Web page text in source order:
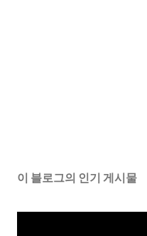
이 블로그의 인기 게시물